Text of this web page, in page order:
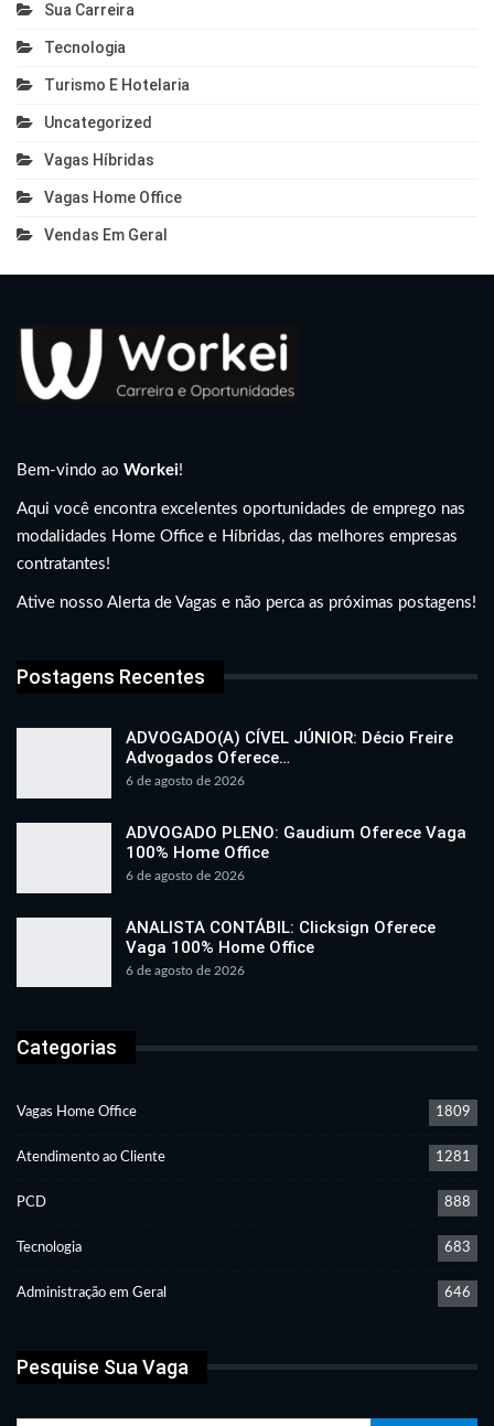
Sua Carreira
Tecnologia
Turismo E Hotelaria
Uncategorized
Vagas Híbridas
Vagas Home Office
Vendas Em Geral
Bem-vindo ao Workei!
Aqui você encontra excelentes oportunidades de emprego nas
modalidades Home Office e Híbridas, das melhores empresas
contratantes!
Ative nosso Alerta de Vagas e não perca as próximas postagens!
Postagens Recentes
ADVOGADO(A) CÍVEL JÚNIOR: Décio Freire
Advogados Oferece…
6 de agosto de 2026
ADVOGADO PLENO: Gaudium Oferece Vaga
100% Home Office
6 de agosto de 2026
ANALISTA CONTÁBIL: Clicksign Oferece
Vaga 100% Home Office
6 de agosto de 2026
Categorias
Vagas Home Office 1809
Atendimento ao Cliente 1281
PCD 888
Tecnologia 683
Administração em Geral 646
Pesquise Sua Vaga